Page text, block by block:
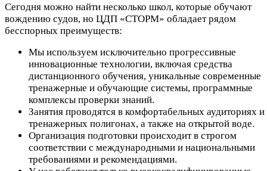
Сегодня можно найти несколько школ, которые обучают
вождению судов, но ЦДП «СТОРМ» обладает рядом
бесспорных преимуществ:
Мы используем исключительно прогрессивные
инновационные технологии, включая средства
дистанционного обучения, уникальные современные
тренажерные и обучающие системы, программные
комплексы проверки знаний.
Занятия проводятся в комфортабельных аудиториях и
тренажерных полигонах, а также на открытой воде.
Организация подготовки происходит в строгом
соответствии с международными и национальными
требованиями и рекомендациями.